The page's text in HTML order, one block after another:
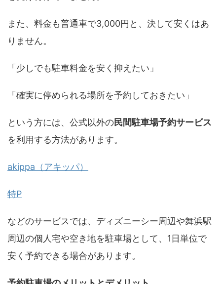
また、料金も普通車で3,000円と、決して安くはあ
りません。
「少しでも駐車料金を安く抑えたい」
「確実に停められる場所を予約しておきたい」
という方には、公式以外の民間駐車場予約サービス
を利用する方法があります。
akippa（アキッパ）
特P
などのサービスでは、ディズニーシー周辺や舞浜駅
周辺の個人宅や空き地を駐車場として、1日単位で
安く予約できる場合があります。